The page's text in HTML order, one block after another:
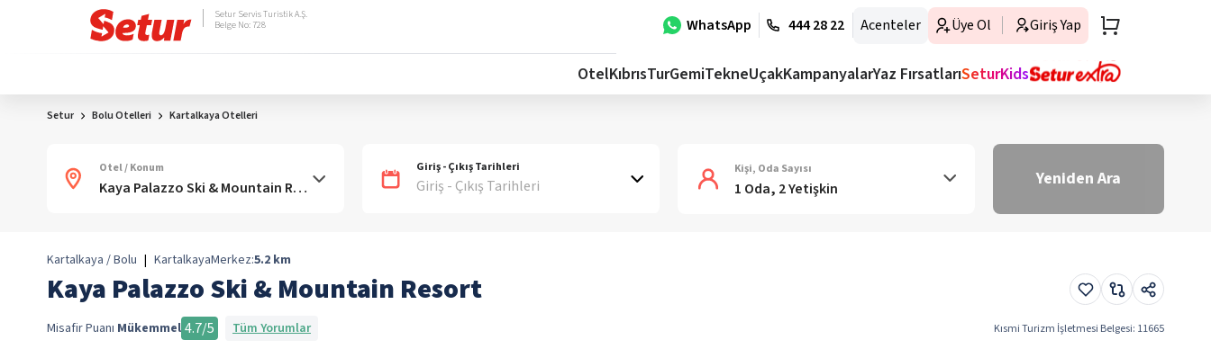
WhatsApp 444 28 22 Acenteler Üye Ol Giriş Yap
Setur Servis Turistik A.Ş.
Belge No: 728
OtelKıbrısTurGemiTekneUçakKampanyalarYaz FırsatlarıSeturKids
Setur Bolu Otelleri Kartalkaya Otelleri
Otel / Konum Giriş - Çıkış Tarihleri
Giriş - Çıkış Tarihleri
Kişi, Oda Sayısı
1 Oda, 2 Yetişkin Yeniden Ara
Kartalkaya / Bolu | KartalkayaMerkez:5.2 km
Kaya Palazzo Ski & Mountain Resort
Misafir Puanı Mükemmel 4.7/5 Tüm Yorumlar Kısmi Turizm İşletmesi Belgesi: 11665